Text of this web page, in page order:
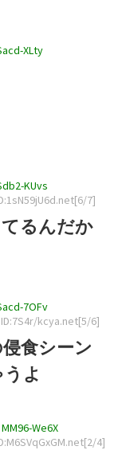
XLty
KUvs
7]
るんだか
7OFv
kcya.net[5/6]
食シーン
よ
We6X
4]